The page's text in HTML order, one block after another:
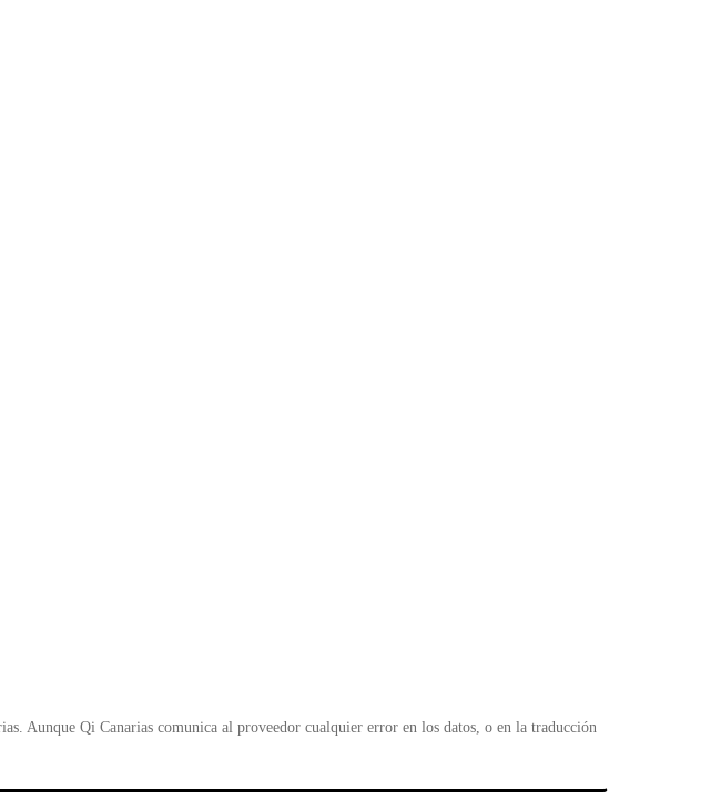
Aunque Qi Canarias comunica al proveedor cualquier error en los datos, o en la traducción